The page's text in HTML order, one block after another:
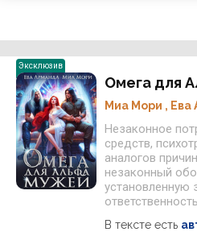
Эксклюзив
Омега для
Миа Мори , Ева
Незаконное
средств,
аналогов
незаконный
установленную
В тексте есть